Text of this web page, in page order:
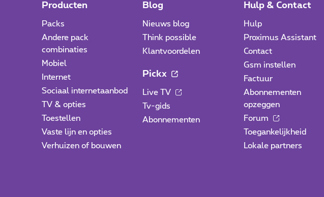
Producten
Packs
Andere pack
combinaties
Mobiel
Internet
Sociaal internetaanbod
TV & opties
Toestellen
Vaste lijn en opties
Verhuizen of bouwen
Blog
Nieuws blog
Think possible
Klantvoordelen
Pickx
Live TV
Tv-gids
Abonnementen
Hulp & Contact
Hulp
Proximus Assistant
Contact
Gsm instellen
Factuur
Abonnementen
opzeggen
Forum
Toegankelijkheid
Lokale partners